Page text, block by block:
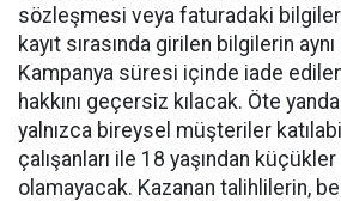
sözleşmesi veya faturadaki
kayıt sırasında girilen bilgilerin
Kampanya süresi içinde iade
hakkını geçersiz kılacak. Öte
yalnızca bireysel müşteriler
çalışanları ile 18 yaşından
olamayacak. Kazanan talihlilerin,